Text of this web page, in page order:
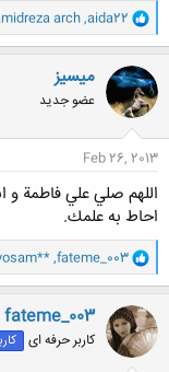
و
ا
ک
ن
ش
ه
ا
aida22
,
arch
ميسيز
عضو جدید
Feb 26, 2013
اللهم صلي علي فاطمة و
احاط به علمك.
و
ا
ک
ن
ش
ه
ا
fateme_003
,
fateme_003
کاربر حرفه ای